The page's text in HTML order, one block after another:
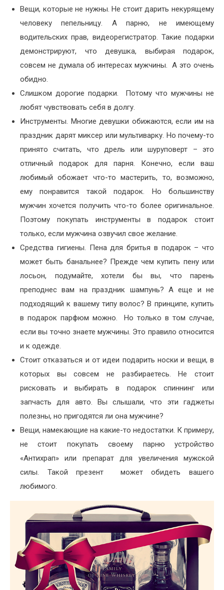
Вещи, которые не нужны. Не стоит дарить некурящему
человеку пепельницу. А парню, не имеющему
водительских прав, видеорегистратор. Такие подарки
демонстрируют, что девушка, выбирая подарок,
совсем не думала об интересах мужчины. А это очень
обидно.
Слишком дорогие подарки. Потому что мужчины не
любят чувствовать себя в долгу.
Инструменты. Многие девушки обижаются, если им на
праздник дарят миксер или мультиварку. Но почему-то
принято считать, что дрель или шуруповерт – это
отличный подарок для парня. Конечно, если ваш
любимый обожает что-то мастерить, то, возможно,
ему понравится такой подарок. Но большинству
мужчин хочется получить что-то более оригинальное.
Поэтому покупать инструменты в подарок стоит
только, если мужчина озвучил свое желание.
Средства гигиены. Пена для бритья в подарок – что
может быть банальнее? Прежде чем купить пену или
лосьон, подумайте, хотели бы вы, что парень
преподнес вам на праздник шампунь? А еще и не
подходящий к вашему типу волос? В принципе, купить
в подарок парфюм можно. Но только в том случае,
если вы точно знаете мужчины. Это правило относится
и к одежде.
Стоит отказаться и от идеи подарить носки и вещи, в
которых вы совсем не разбираетесь. Не стоит
рисковать и выбирать в подарок спиннинг или
запчасть для авто. Вы слышали, что эти гаджеты
полезны, но пригодятся ли она мужчине?
Вещи, намекающие на какие-то недостатки. К примеру,
не стоит покупать своему парню устройство
«Антихрап» или препарат для увеличения мужской
силы. Такой презент может обидеть вашего
любимого.